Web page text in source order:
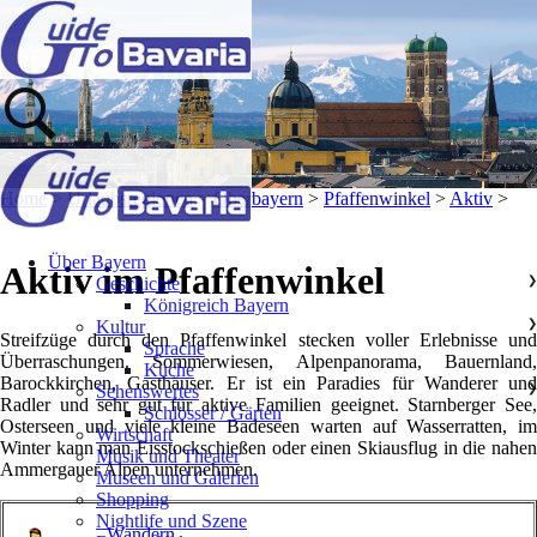
Home>Urlaubsregionen>Oberbayern > Pfaffenwinkel > Aktiv >
Aktiv im Pfaffenwinkel
Streifzüge durch den Pfaffenwinkel stecken voller Erlebnisse und
Überraschungen. Sommerwiesen, Alpenpanorama, Bauernland,
Barockkirchen, Gasthäuser. Er ist ein Paradies für Wanderer und
Radler und sehr gut für aktive Familien geeignet. Starnberger See,
Osterseen und viele kleine Badeseen warten auf Wasserratten, im
Winter kann man Eisstockschießen oder einen Skiausflug in die nahen
Ammergauer Alpen unternehmen.
Über Bayern
Geschichte
❯
Königreich Bayern
Kultur
❯
Sprache
Küche
Sehenswertes
❯
Schlösser / Gärten
Wirtschaft
Musik und Theater
Museen und Galerien
Shopping
Nightlife und Szene